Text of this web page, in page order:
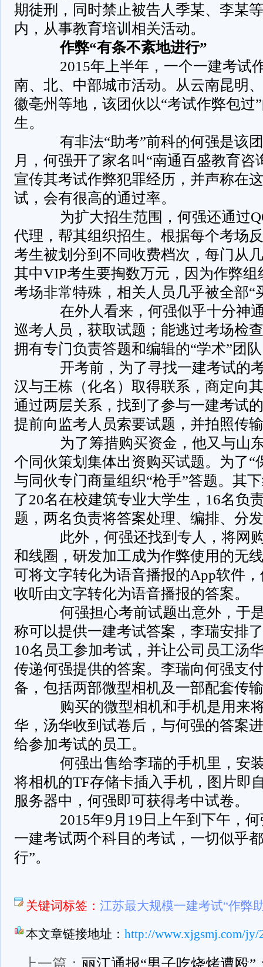
期徒刑，同时禁止被告人季某、李某
内，从事教育培训相关活动。
­作弊“有条不紊地进行”
2015年上半年，一个一建考试
南、北、中部城市活动。从云南昆明
徽亳州等地，该团伙以“考试作弊包过
生。
有非法“助考”前科的何强是该团
月，何强开了家名叫“南通百盛教育咨
宣传其考试作弊犯罪经历，并声称在
试，会有很高的通过率。
为扩大招生范围，何强还通过
代理，帮其组织招生。根据每个考场
考生被划分到不同收费档次，每门从
其中VIP考生要掏数万元，因为作弊
考场非常特殊，相关人员几乎被全部“
在外人看来，何强似乎十分神
巡考人员，获取试题；能逃过考场检
拥有专门负责答题和编辑的“学术”团
开考前，为了寻找一建考试的
汉与王栋（化名）取得联系，商定向
通过两层关系，找到了参与一建考试
提前向监考人员索要试题，并拍照传
为了筹措购买资金，他又与山
个同伙策划集体出资购买试题。为了“
与同伙专门商量组织“枪手”答题。其
了20名在校建筑专业大学生，16名负
题，两名负责将答案处理、编排、分
此外，何强还找到专人，将网
和线圈，研发加工成为作弊使用的无
可将文字转化为语音播报的App软件
收听由文字转化为语音播报的答案。
何强担心考前试题出意外，于
称可以提供一建考试答案，李瑞安排
10名员工参加考试，并让公司员工汤
传递何强提供的答案。李瑞向何强支
备，包括两部微型相机及一部配套传
购买的微型相机和手机是用来
华，汤华收到试卷后，与何强的答案
给参加考试的员工。
何强出售给李瑞的手机里，安装
将相机的TF存储卡插入手机，图片即
服务器中，何强即可获得考中试卷。
2015年9月19日上午到下午，何
一建考试两个科目的考试，一切似乎
行”。
关键词标签： 江苏最大规模一建考试“作弊
本文章链接地址： http://www.xjgsmj.com/jy/
上一篇： 丽江通报“男子吃烧烤遭殴”